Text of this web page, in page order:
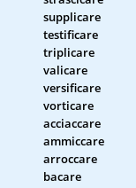
supplicare
testificare
triplicare
valicare
versificare
vorticare
acciaccare
ammiccare
arroccare
bacare